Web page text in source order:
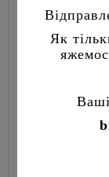
Як